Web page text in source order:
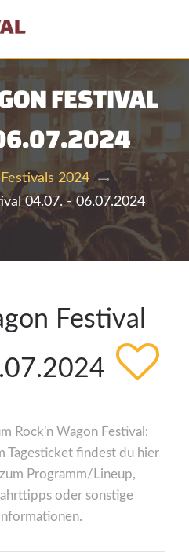
FESTIVAL
Festivals 2024
04.07. - 06.07.2024
Festival
Rock'n Wagon Festival:
Tagesticket findest du hier
Programm/Lineup,
oder sonstige